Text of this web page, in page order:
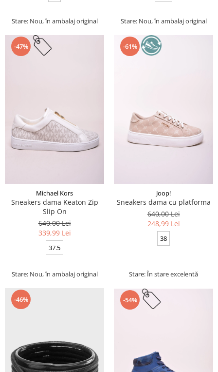
Stare: Nou, în ambalaj original Stare: Nou, în ambalaj original
-47%
Michael Kors
Sneakers dama Keaton Zip
Slip On
640,00 Lei
339,99 Lei
37.5
Stare: Nou, în ambalaj original
-61%
Joop!
Sneakers dama cu platforma
640,00 Lei
248,99 Lei
38
Stare: În stare excelentă
-46% -54%